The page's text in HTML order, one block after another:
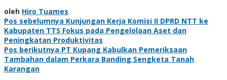
oleh Hiro Tuames
Navigasi
pos
Pos sebelumnya Kunjungan Kerja Komisi II DPRD NTT ke
Kabupaten TTS Fokus pada Pengelolaan Aset dan
Peningkatan Produktivitas
Pos berikutnya PT Kupang Kabulkan Pemeriksaan
Tambahan dalam Perkara Banding Sengketa Tanah
Karangan